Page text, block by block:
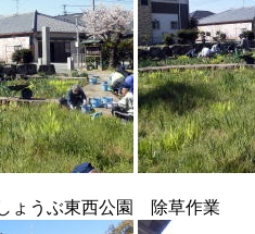
ょうぶ東西公園 除草作業